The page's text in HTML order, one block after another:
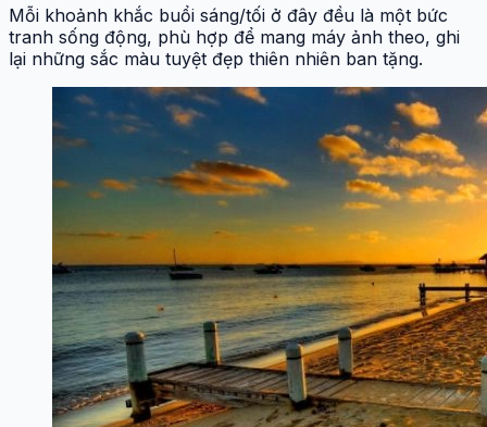
Mỗi khoảnh khắc buổi sáng/tối ở đây đều là một bức
tranh sống động, phù hợp để mang máy ảnh theo, ghi
lại những sắc màu tuyệt đẹp thiên nhiên ban tặng.